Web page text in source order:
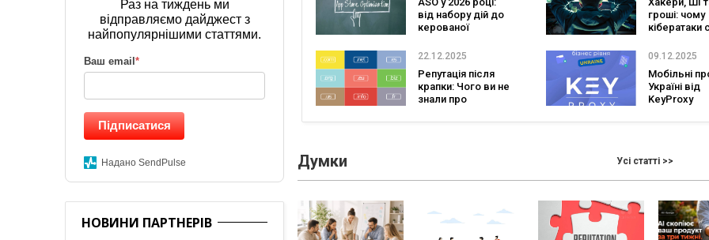
закупівель
від набору дій до
керованої
зростання
гроші: чому
кібератаки
виграє у війні
22.12.2025
Репутація після
крапки: Чого ви не
знали про
домени
09.12.2025
Мобільні
Україні від
KeyProxy
Думки Усі статті >>
Раз на тиждень ми
відправляємо дайджест з
найпопулярнішими статтями.
Ваш email *
Підписатися
Надано SendPulse
НОВИНИ ПАРТНЕРІВ